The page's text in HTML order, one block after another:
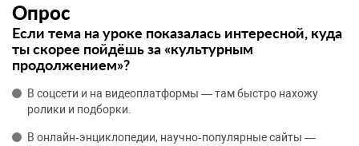
Опрос
Если тема на уроке показалась интересной, куда
ты скорее пойдёшь за «культурным
продолжением»?
В соцсети и на видеоплатформы — там быстро нахожу
ролики и подборки.
В онлайн‑энциклопедии, научно‑популярные сайты —